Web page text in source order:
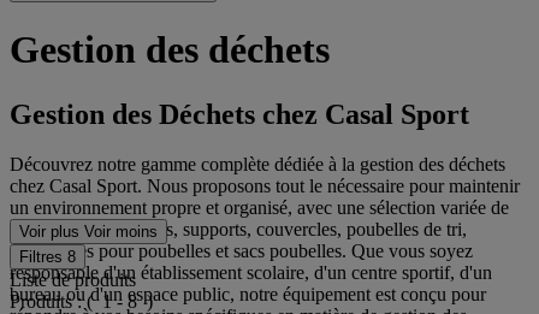
Gestion des déchets
Gestion des Déchets chez Casal Sport
Découvrez notre gamme complète dédiée à la gestion des déchets
chez Casal Sport. Nous proposons tout le nécessaire pour maintenir
un environnement propre et organisé, avec une sélection variée de
poubelles, conteneurs, supports, couvercles, poubelles de tri,
accessoires pour poubelles et sacs poubelles. Que vous soyez
responsable d'un établissement scolaire, d'un centre sportif, d'un
bureau ou d'un espace public, notre équipement est conçu pour
Voir plus Voir moins
Filtres 8
Liste de produits
Produits :( 1 - 8 )